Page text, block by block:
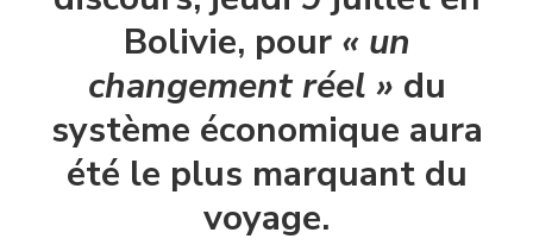
Bolivie, pour « un
changement réel » du
système économique aura
été le plus marquant du
voyage.